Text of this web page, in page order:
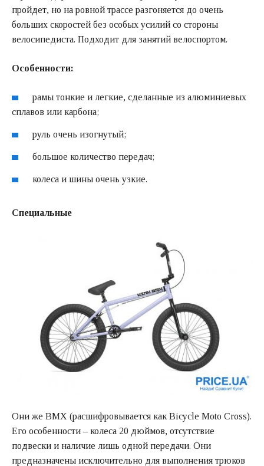
пройдет, но на ровной трассе разгоняется до очень
больших скоростей без особых усилий со стороны
велосипедиста. Подходит для занятий велоспортом.
Особенности:
рамы тонкие и легкие, сделанные из алюминиевых
сплавов или карбона;
руль очень изогнутый;
большое количество передач;
колеса и шины очень узкие.
Специальные
Они же BMX (расшифровывается как Bicycle Moto Cross).
Его особенности – колеса 20 дюймов, отсутствие
подвески и наличие лишь одной передачи. Они
предназначены исключительно для выполнения трюков